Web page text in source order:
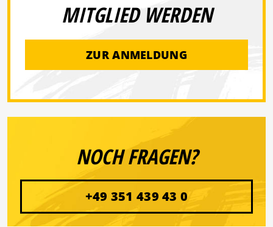
MITGLIED WERDEN
ZUR ANMELDUNG
NOCH FRAGEN?
+49 351 439 43 0